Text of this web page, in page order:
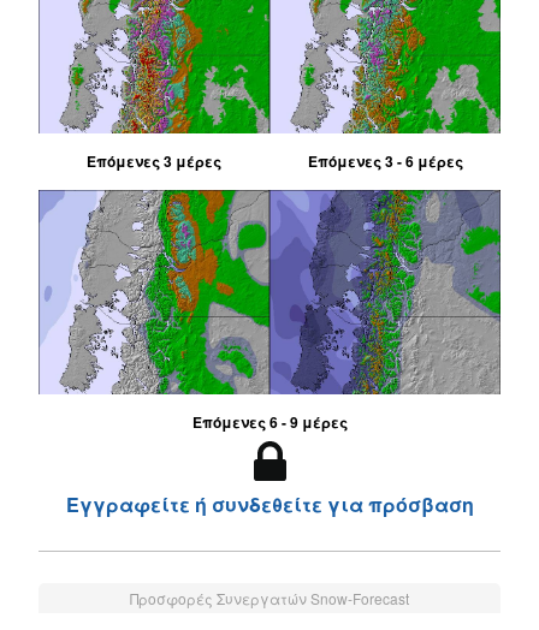
Επόμενες 3 μέρες Επόμενες 3 - 6 μέρες
Επόμενες 6 - 9 μέρες
Εγγραφείτε ή συνδεθείτε για πρόσβαση
Προσφορές Συνεργατών Snow-Forecast